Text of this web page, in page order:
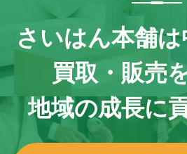
さいはん本舗は
買取・販売
地域の成長に